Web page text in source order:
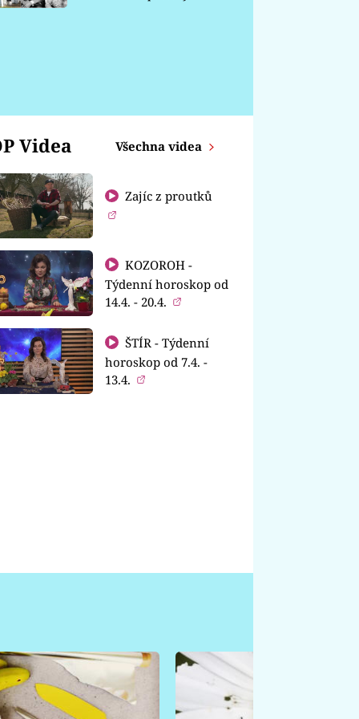
Videa Všechna videa
Zajíc z proutků
KOZOROH -
Týdenní horoskop od
14.4. - 20.4.
ŠTÍR - Týdenní
horoskop od 7.4. -
13.4.